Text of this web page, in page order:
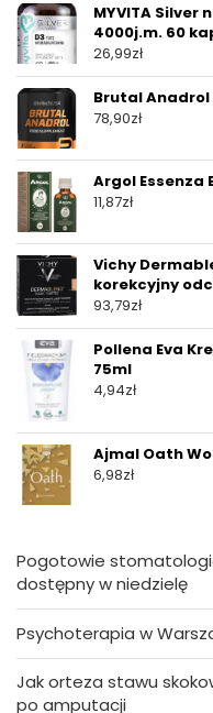
MYVITA
4000j.m. 60
26,99zł
Brutal Anadrol
78,90zł
Argol Essenza
11,87zł
Vichy
korekcyjny
93,79zł
Pollena Eva
75ml
4,94zł
Ajmal Oath
6,98zł
Pogotowie
dostępny w niedzielę
Psychoterapia w
Jak orteza stawu
po amputacji